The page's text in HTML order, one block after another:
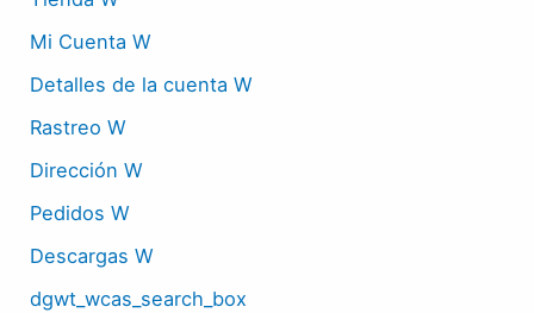
Mi Cuenta W
Detalles de la cuenta W
Rastreo W
Dirección W
Pedidos W
Descargas W
dgwt_wcas_search_box